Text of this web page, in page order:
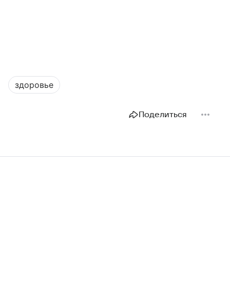
здоровье
Поделиться